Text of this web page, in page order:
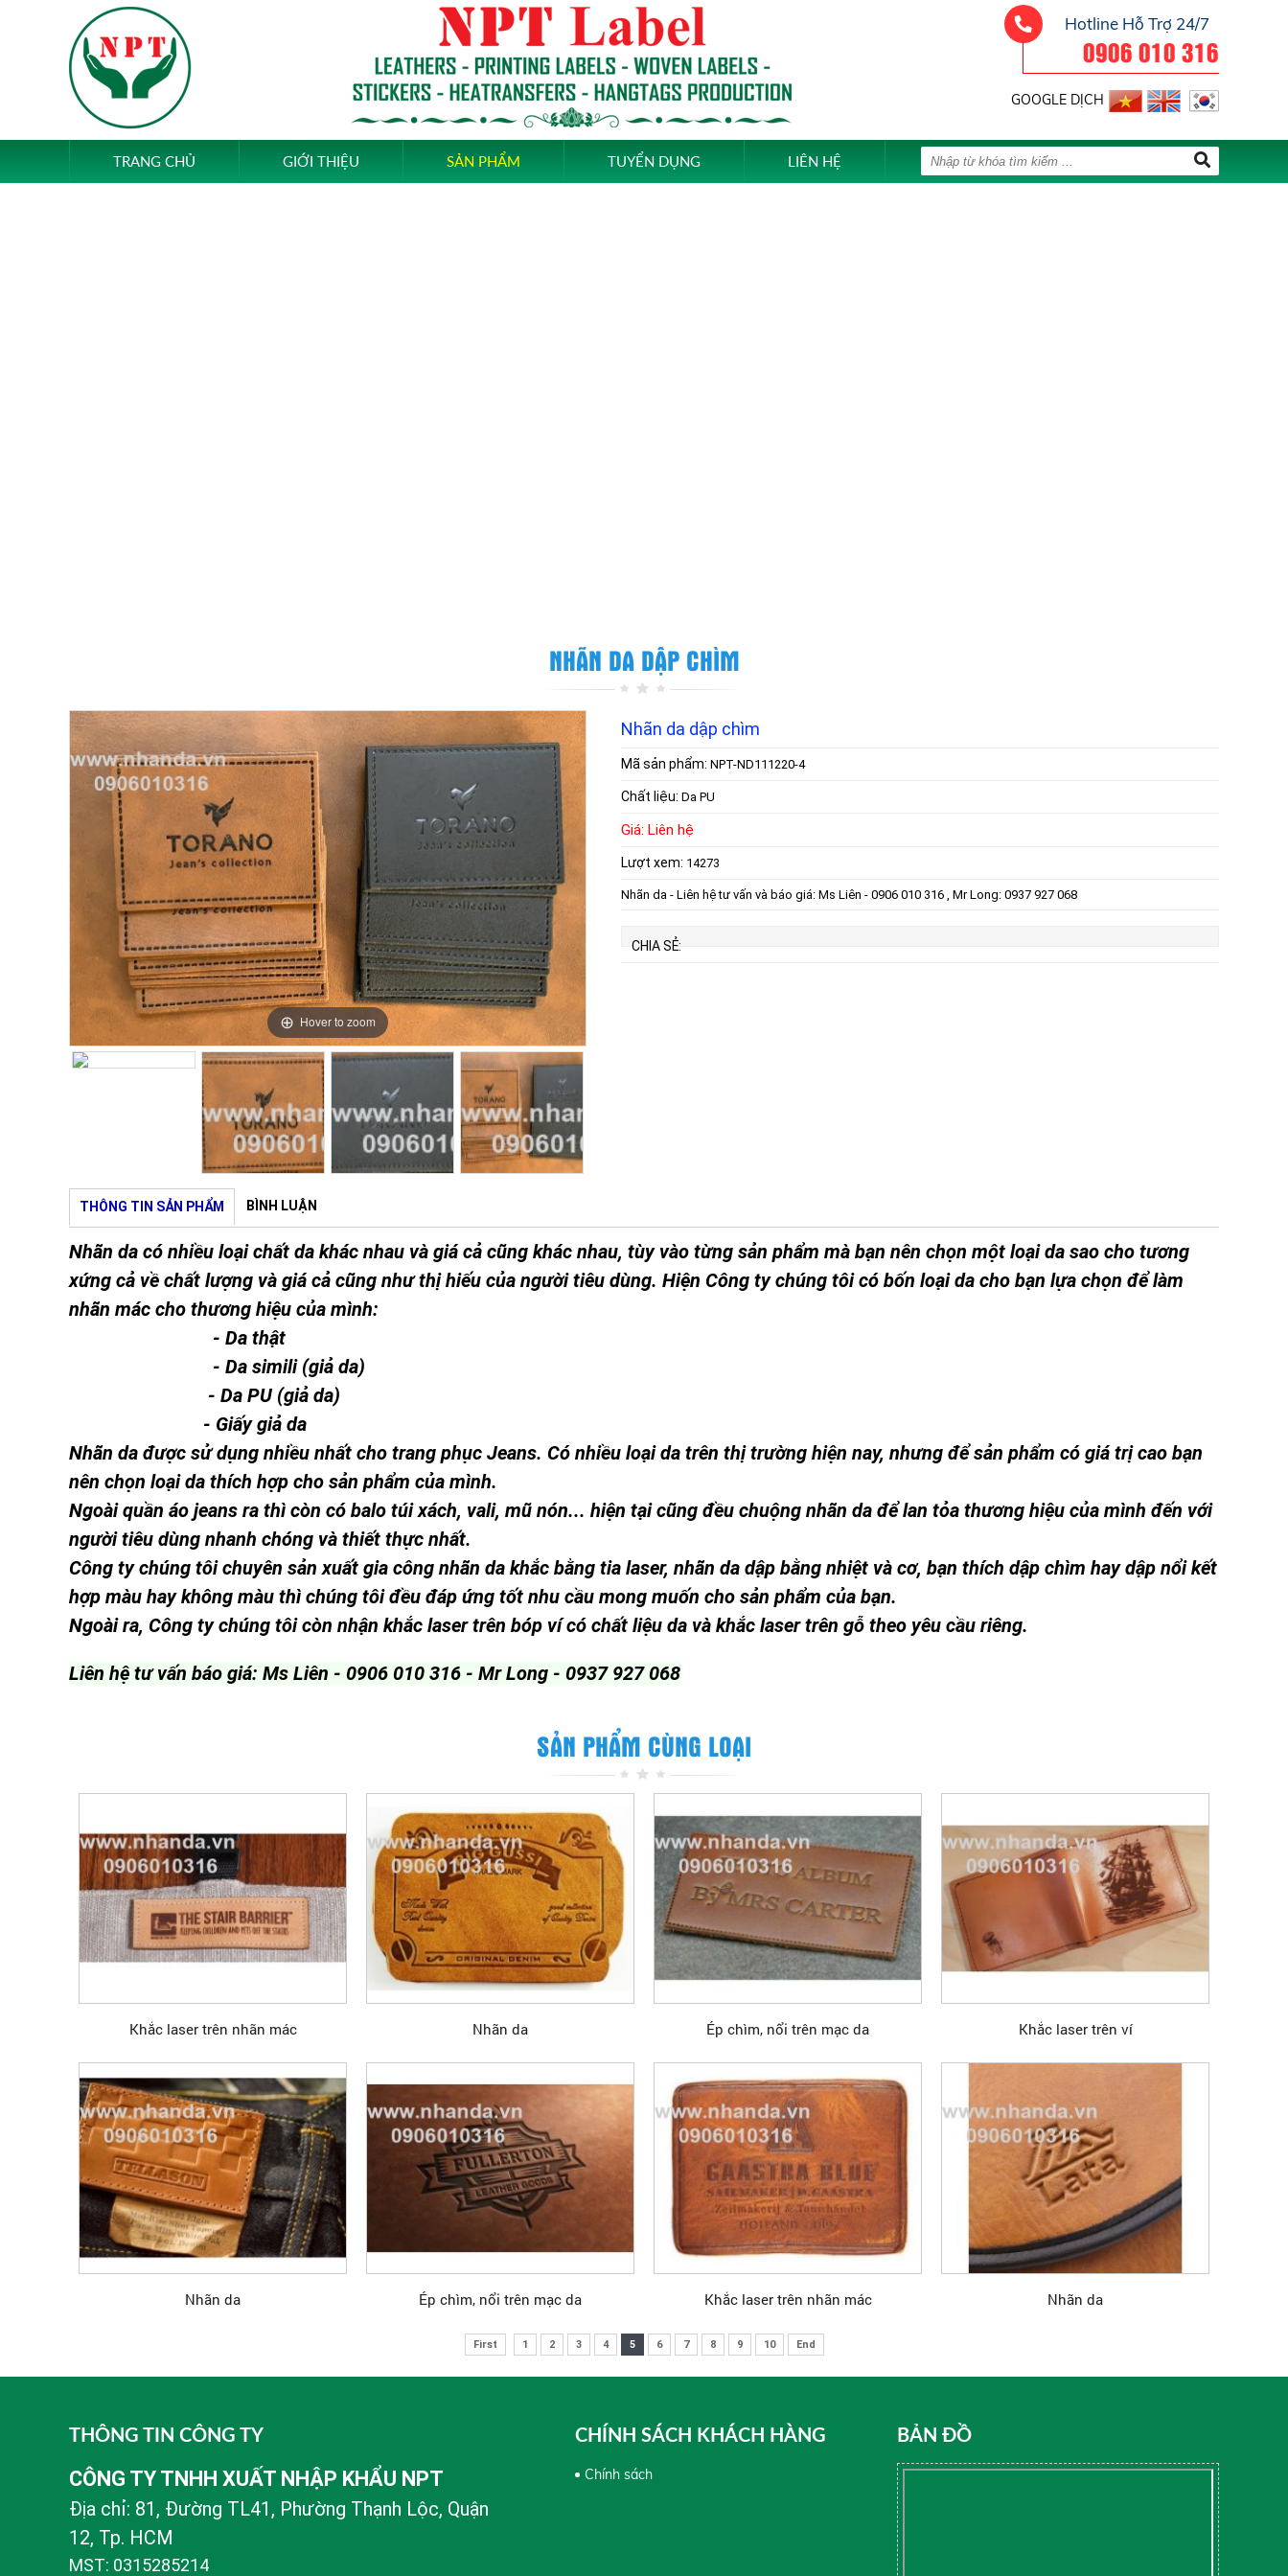
Hotline Hỗ Trợ 24/7
0906 010 316
GOOGLE DỊCH
TRANG CHỦ GIỚI THIỆU SẢN PHẨM TUYỂN DỤNG LIÊN HỆ
NHÃN DA DẬP CHÌM
Hover to zoom
Hover to zoom
Hover to zoom
Hover to zoom
Nhãn da dập chìm
Mã sản phẩm: NPT-ND111220-4
Chất liệu: Da PU
Giá: Liên hệ
Lượt xem: 14273
Nhãn da - Liên hệ tư vấn và báo giá: Ms Liên - 0906 010 316 , Mr Long: 0937 927 068
CHIA SẺ:
THÔNG TIN SẢN PHẨM BÌNH LUẬN
Nhãn da có nhiều loại chất da khác nhau và giá cả cũng khác nhau, tùy vào từng sản phẩm mà bạn nên chọn một loại da sao cho tương
xứng cả về chất lượng và giá cả cũng như thị hiếu của người tiêu dùng. Hiện Công ty chúng tôi có bốn loại da cho bạn lựa chọn để làm
nhãn mác cho thương hiệu của mình:
- Da thật
- Da simili (giả da)
- Da PU (giả da)
- Giấy giả da
Nhãn da được sử dụng nhiều nhất cho trang phục Jeans. Có nhiều loại da trên thị trường hiện nay, nhưng để sản phẩm có giá trị cao bạn
nên chọn loại da thích hợp cho sản phẩm của mình.
Ngoài quần áo jeans ra thì còn có balo túi xách, vali, mũ nón... hiện tại cũng đều chuộng nhãn da để lan tỏa thương hiệu của mình đến với
người tiêu dùng nhanh chóng và thiết thực nhất.
Công ty chúng tôi chuyên sản xuất gia công nhãn da khắc bằng tia laser, nhãn da dập bằng nhiệt và cơ, bạn thích dập chìm hay dập nổi kết
hợp màu hay không màu thì chúng tôi đều đáp ứng tốt nhu cầu mong muốn cho sản phẩm của bạn.
Ngoài ra, Công ty chúng tôi còn nhận khắc laser trên bóp ví có chất liệu da và khắc laser trên gỗ theo yêu cầu riêng.
Liên hệ tư vấn báo giá: Ms Liên - 0906 010 316 - Mr Long - 0937 927 068
SẢN PHẨM CÙNG LOẠI
Khắc laser trên nhãn mác Nhãn da Ép chìm, nổi trên mạc da Khắc laser trên ví
Nhãn da Ép chìm, nổi trên mạc da Khắc laser trên nhãn mác Nhãn da
First 1 2 3 4 5 6 7 8 9 10 End
THÔNG TIN CÔNG TY
CÔNG TY TNHH XUẤT NHẬP KHẨU NPT
Địa chỉ: 81, Đường TL41, Phường Thạnh Lộc, Quận
12, Tp. HCM
MST: 0315285214
CHÍNH SÁCH KHÁCH HÀNG
Chính sách
BẢN ĐỒ